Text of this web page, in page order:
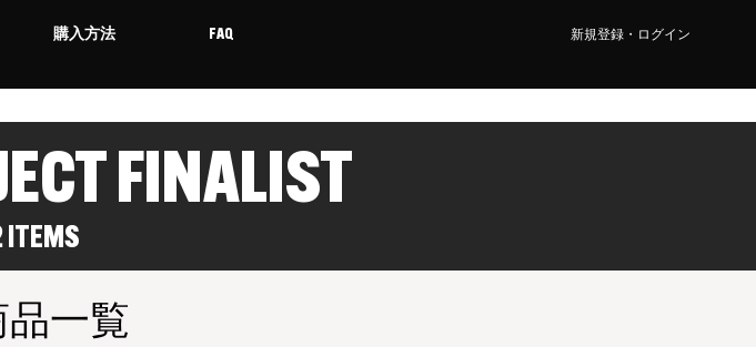
購入方法 FAQ 新規登録・ログイン
FINALIST
ITEMS
品一覧